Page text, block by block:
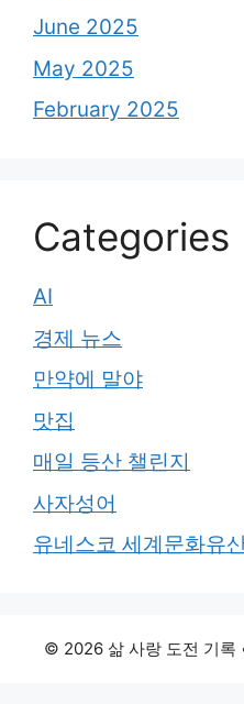
June 2025
May 2025
February 2025
Categories
AI
경제 뉴스
만약에 말야
맛집
매일 등산 챌린지
사자성어
유네스코 세계문화유
© 2026 삶 사랑 도전 기록